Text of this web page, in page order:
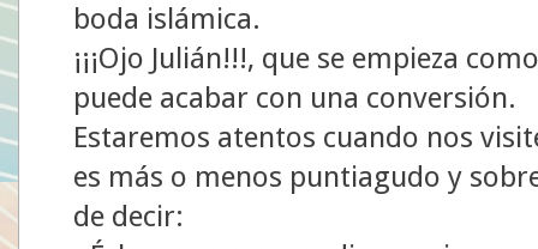
boda islámica.
¡¡¡Ojo Julián!!!, que se empieza
puede acabar con una conversión.
Estaremos atentos cuando nos
es más o menos puntiagudo y
de decir: